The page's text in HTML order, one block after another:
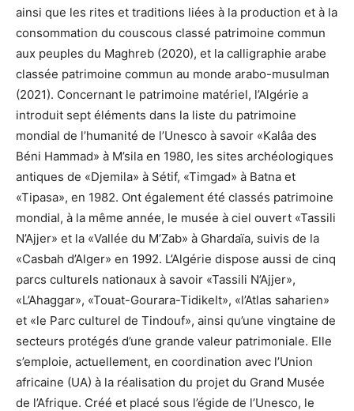
ainsi que les rites et traditions liées à la production et à la
consommation du couscous classé patrimoine commun
aux peuples du Maghreb (2020), et la calligraphie arabe
classée patrimoine commun au monde arabo-musulman
(2021). Concernant le patrimoine matériel, l’Algérie a
introduit sept éléments dans la liste du patrimoine
mondial de l’humanité de l’Unesco à savoir «Kalâa des
Béni Hammad» à M’sila en 1980, les sites archéologiques
antiques de «Djemila» à Sétif, «Timgad» à Batna et
«Tipasa», en 1982. Ont également été classés patrimoine
mondial, à la même année, le musée à ciel ouvert «Tassili
N’Ajjer» et la «Vallée du M’Zab» à Ghardaïa, suivis de la
«Casbah d’Alger» en 1992. L’Algérie dispose aussi de cinq
parcs culturels nationaux à savoir «Tassili N’Ajjer»,
«L’Ahaggar», «Touat-Gourara-Tidikelt», «l’Atlas saharien»
et «le Parc culturel de Tindouf», ainsi qu’une vingtaine de
secteurs protégés d’une grande valeur patrimoniale. Elle
s’emploie, actuellement, en coordination avec l’Union
africaine (UA) à la réalisation du projet du Grand Musée
de l’Afrique. Créé et placé sous l’égide de l’Unesco, le